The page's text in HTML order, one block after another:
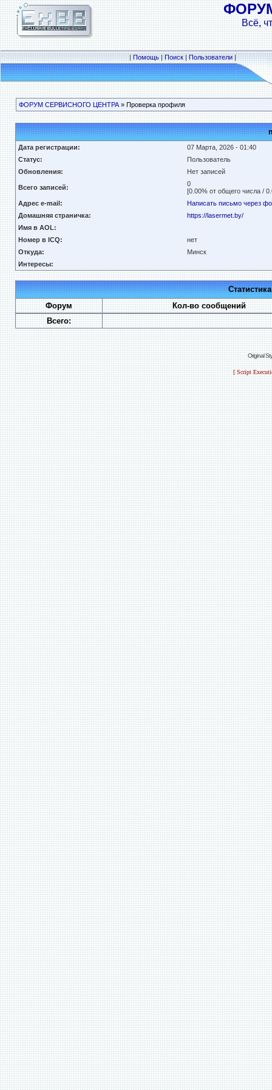
Всё,
|Помощь|Поиск|Пользователи|
ФОРУМ СЕРВИСНОГО ЦЕНТРА» Проверка профиля
Дата регистрации:
07 Марта, 2026 - 01:40
Статус:
Пользователь
Обновления:
Нет записей
Всего записей:
0
[0.00% от общего числа /
Адрес e-mail:
Написать письмо через
Домашняя страничка:
https://lasermet.by/
Имя в AOL:
Номер в ICQ:
нет
Откуда:
Минск
Интересы:
Форум
Кол-во сообщений
Всего:
Original
[ Script